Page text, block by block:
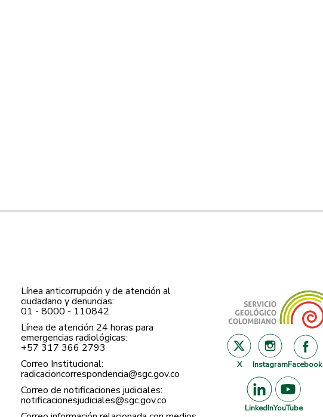
Línea anticorrupción y de atención al
ciudadano y denuncias:
01 - 8000 - 110842
Línea de atención 24 horas para
emergencias radiológicas:
+57 ​317 366 2793
Correo Institucional:
radicacioncorrespondencia@sgc.gov.co
Correo de notificaciones judiciales:
notificacionesjudiciales@sgc.gov.co
X InstagramFacebook
LinkedInYouTube